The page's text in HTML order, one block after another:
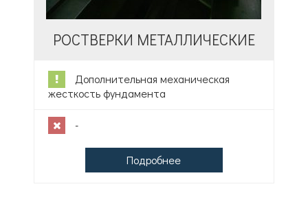
РОСТВЕРКИ МЕТАЛЛИЧЕСКИЕ
Дополнительная механическая
жесткость фундамента
-
Подробнее